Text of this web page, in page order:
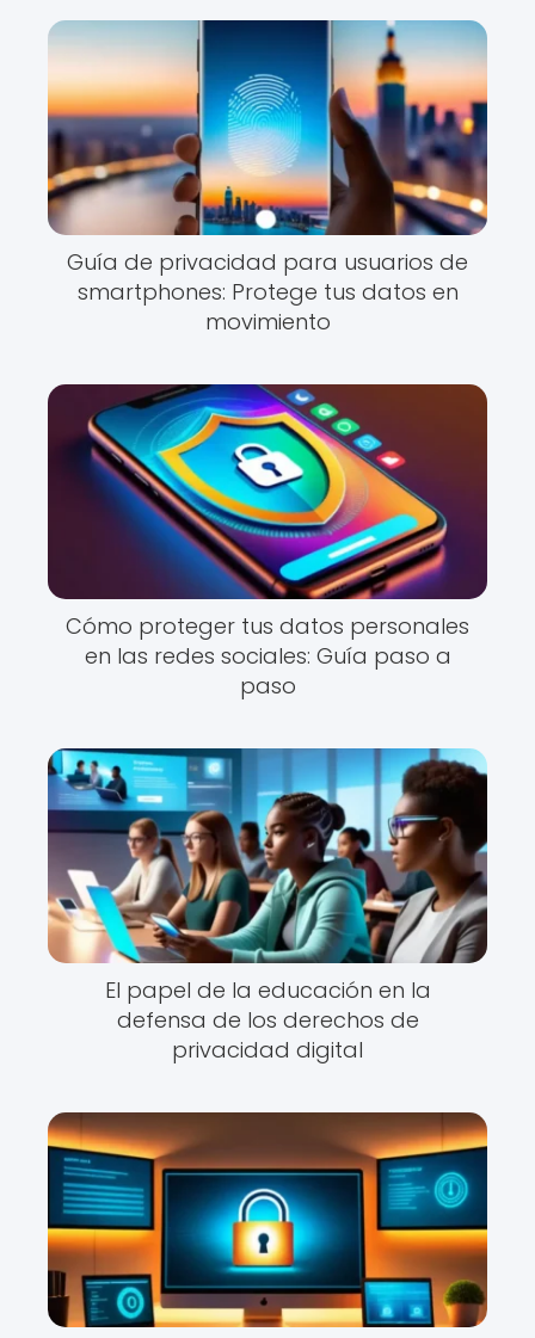
Guía de privacidad para usuarios de
smartphones: Protege tus datos en
movimiento
Cómo proteger tus datos personales
en las redes sociales: Guía paso a
paso
El papel de la educación en la
defensa de los derechos de
privacidad digital